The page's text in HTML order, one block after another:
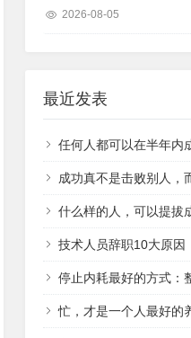
2026-08-05
最近发表
任何人都可以在半年内
成功真不是击败别人，
什么样的人，可以提拔
技术人员辞职10大原因
停止内耗最好的方式：
忙，才是一个人最好的